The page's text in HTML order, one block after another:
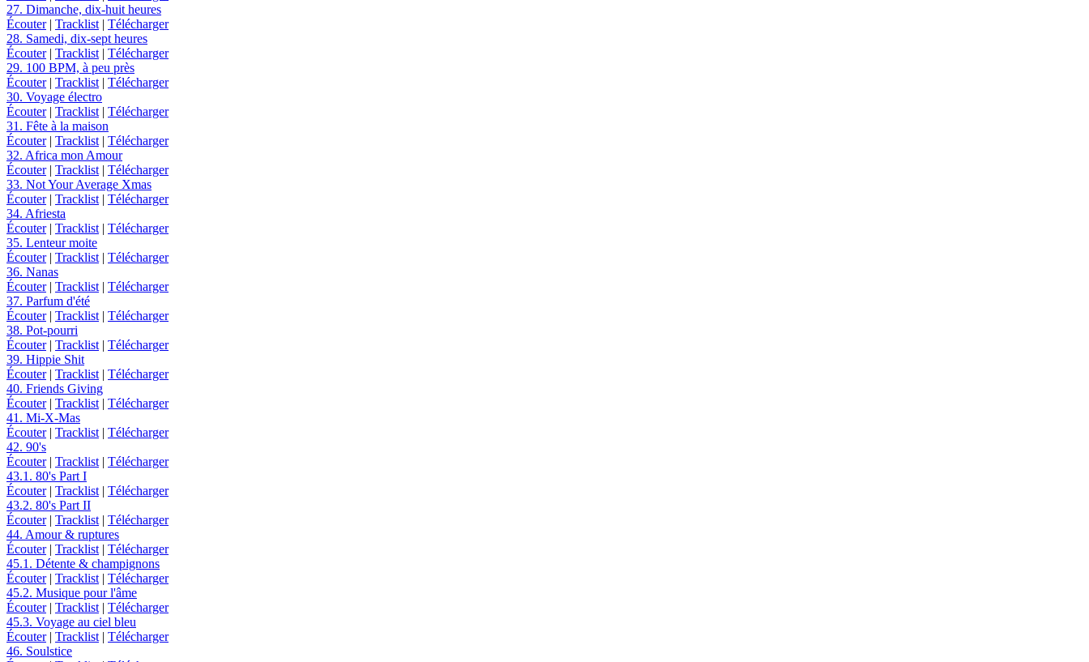
27. Dimanche, dix-huit heures
Écouter| Tracklist | Télécharger
28. Samedi, dix-sept heures
Écouter| Tracklist | Télécharger
29. 100 BPM, à peu près
Écouter| Tracklist | Télécharger
30. Voyage électro
Écouter| Tracklist | Télécharger
31. Fête à la maison
Écouter| Tracklist | Télécharger
32. Africa mon Amour
Écouter| Tracklist | Télécharger
33. Not Your Average Xmas
Écouter| Tracklist | Télécharger
34. Afriesta
Écouter| Tracklist | Télécharger
35. Lenteur moite
Écouter| Tracklist | Télécharger
36. Nanas
Écouter| Tracklist | Télécharger
37. Parfum d'été
Écouter| Tracklist | Télécharger
38. Pot-pourri
Écouter| Tracklist | Télécharger
39. Hippie Shit
Écouter| Tracklist | Télécharger
40. Friends Giving
Écouter| Tracklist | Télécharger
41. Mi-X-Mas
Écouter| Tracklist | Télécharger
42. 90's
Écouter| Tracklist | Télécharger
43.1. 80's Part I
Écouter| Tracklist | Télécharger
43.2. 80's Part II
Écouter| Tracklist | Télécharger
44. Amour & ruptures
Écouter| Tracklist | Télécharger
45.1. Détente & champignons
Écouter| Tracklist | Télécharger
45.2. Musique pour l'âme
Écouter| Tracklist | Télécharger
45.3. Voyage au ciel bleu
Écouter| Tracklist | Télécharger
46. Soulstice